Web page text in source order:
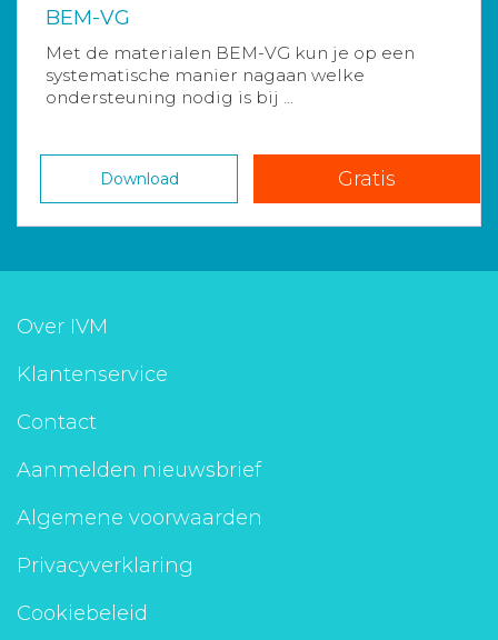
BEM-VG
Met de materialen BEM-VG kun je op een
systematische manier nagaan welke
ondersteuning nodig is bij ...
Download Gratis
Over IVM
Klantenservice
Contact
Aanmelden nieuwsbrief
Algemene voorwaarden
Privacyverklaring
Cookiebeleid